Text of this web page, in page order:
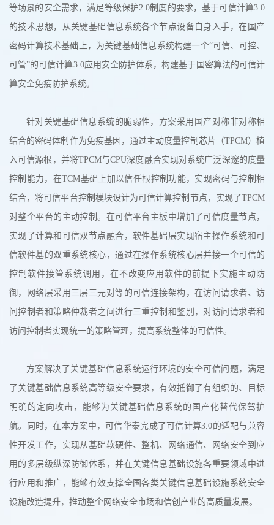
等场景的安全需求，满足等级保护2.0制度的要求，基于可信计算3.0
的技术思想，从关键基础信息系统各个节点设备自身入手，在国产
密码计算技术基础上，为关键基础信息系统构建一个“可信、可控、
可管”的可信计算3.0应用安全防护体系，构建基于国密算法的可信计
算安全免疫防护系统。
针对关键基础信息系统的脆弱性，方案采用国产对称非对称相
结合的密码体制作为免疫基因，通过主动度量控制芯片（TPCM）植
入可信源根，并将TPCM与CPU深度融合实现对系统广泛深邃的度量
控制能力，在TCM基础上加以信任根控制功能，实现密码与控制相
结合，将可信平台控制模块设计为可信计算控制节点，实现了TPCM
对整个平台的主动控制。在可信平台主板中增加了可信度量节点，
实现了计算和可信双节点融合，软件基础层实现宿主操作系统和可
信软件基的双重系统核心，通过在操作系统核心层并接一个可信的
控制软件接管系统调用，在不改变应用软件的前提下实施主动防
御，网络层采用三层三元对等的可信连接架构，在访问请求者、访
问控制者和策略仲裁者之间进行三重控制和鉴别，对访问请求者和
访问控制者实现统一的策略管理，提高系统整体的可信性。
方案解决了关键基础信息系统运行环境的安全可信问题，满足
了关键基础信息系统高等级安全要求，有效抵御了有组织的、目标
明确的定向攻击，能够为关键基础信息系统的国产化替代保驾护
航。同时，在本方案中，可信华泰完成了可信计算3.0的适配与兼容
性开发工作，实现从基础软硬件、整机、网络通信、网络安全到应
用的多层级纵深防御体系，并在关键信息基础设施各重要领域中进
行应用和推广，能够有效支撑全国各类关键信息基础设施系统安全
设施改造提升，推动整个网络安全市场和信创产业的高质量发展。